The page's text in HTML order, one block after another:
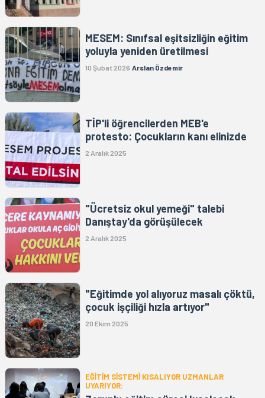
MESEM: Sınıfsal eşitsizliğin eğitim
yoluyla yeniden üretilmesi
10 Şubat 2026 Arslan Özdemir
TİP'li öğrencilerden MEB'e
protesto: Çocukların kanı elinizde
2 Aralık 2025
"Ücretsiz okul yemeği" talebi
Danıştay'da görüşülecek
2 Aralık 2025
"Eğitimde yol alıyoruz masalı çöktü,
çocuk işçiliği hızla artıyor"
20 Ekim 2025
EĞİTİM SİSTEMİ KISALIYOR UZMANLAR
UYARIYOR: